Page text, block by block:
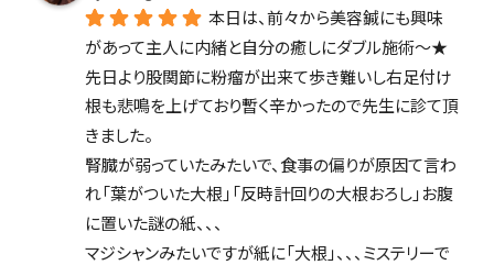
本日は、前々から美容鍼にも興味
があって主人に内緒と自分の癒しにダブル施術〜★
先日より股関節に粉瘤が出来て歩き難いし右足付け
根も悲鳴を上げており暫く辛かったので先生に診て頂
きました。
腎臓が弱っていたみたいで、食事の偏りが原因て言わ
れ「葉がついた大根」「反時計回りの大根おろし」お腹
に置いた謎の紙、、、
マジシャンみたいですが紙に「大根」、、、ミステリーで